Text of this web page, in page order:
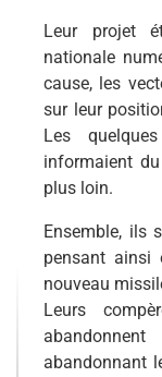
Leur projet
nationale
cause, les
sur leur
Les
informaient
plus loin.
Ensemble, ils
pensant ainsi
nouveau
Leurs
abandonnant